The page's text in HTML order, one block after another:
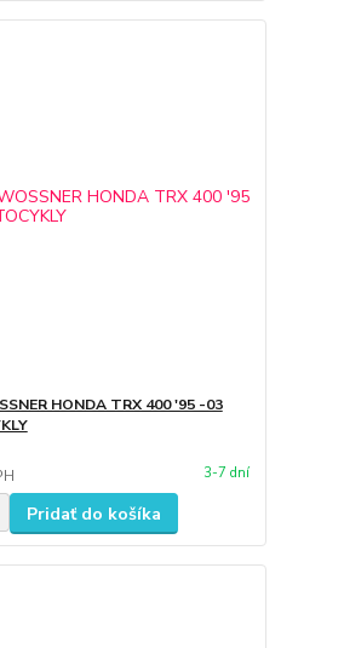
HONDA TRX 400 '95 -03
3-7 dní
Pridať do košíka